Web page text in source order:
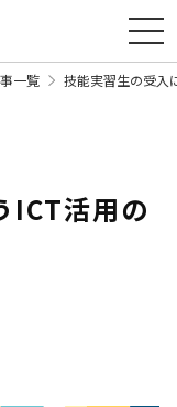
一覧 技能実習生の受入
ICT活用の